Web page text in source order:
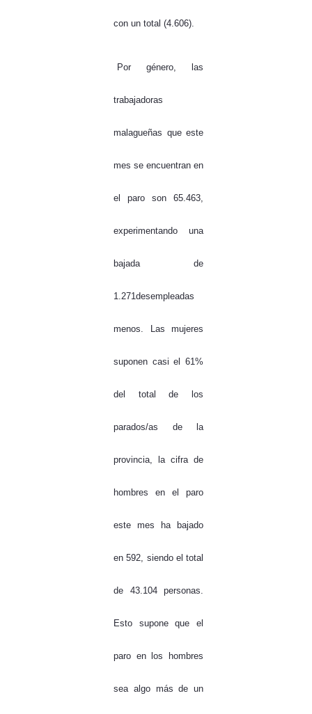
con un total (4.606).
Por género, las
trabajadoras
malagueñas que este
mes se encuentran en
el paro son 65.463,
experimentando una
bajada de
1.271desempleadas
menos. Las mujeres
suponen casi el 61%
del total de los
parados/as de la
provincia, la cifra de
hombres en el paro
este mes ha bajado
en 592, siendo el total
de 43.104 personas.
Esto supone que el
paro en los hombres
sea algo más de un